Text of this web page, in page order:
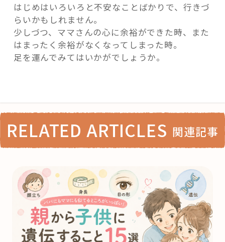
はじめはいろいろと不安なことばかりで、行きづ
らいかもしれません。
少しづつ、ママさんの心に余裕ができた時、また
はまったく余裕がなくなってしまった時。
足を運んでみてはいかがでしょうか。
RELATED ARTICLES 関連記事